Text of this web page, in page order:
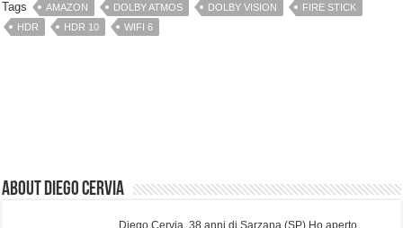
Tags AMAZON DOLBY ATMOS DOLBY VISION
FIRE STICK
HDR
HDR 10 WIFI 6
About Diego Cervia
Diego Cervia, 38 anni di Sarzana (SP) Ho aperto